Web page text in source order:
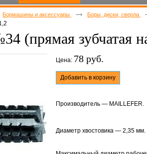
Бормашины и аксессуары Боры, диски, сверла
(прямая зубчатая
Цена: 78 руб.
Добавить в корзину
Производитель — MAILLEFER.
Диаметр хвостовика — 2,35 мм.